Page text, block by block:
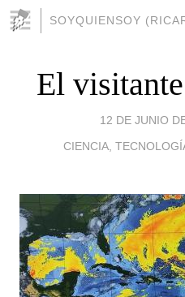
SOYQUIENSOY
El
12 DE JUNIO
CIENCIA,